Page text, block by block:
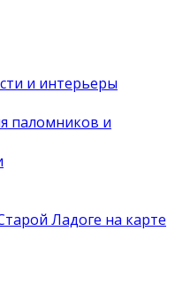
и интерьеры
паломников и
Ладоге на карте